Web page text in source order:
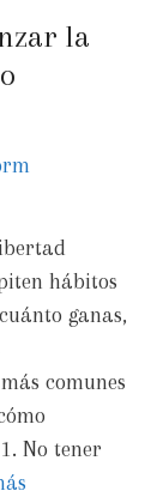
la
hábitos
ganas,
comunes
1. No tener